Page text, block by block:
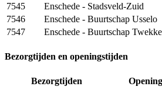
7545
Enschede - Stadsveld-Zuid
7546
Enschede - Buurtschap Usselo
7547
Enschede - Buurtschap
Bezorgtijden en openingstijden
Bezorgtijden